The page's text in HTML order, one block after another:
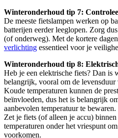
Winteronderhoud tip 7:
De meeste fietslampen werken op
batterijen eerder leeglopen. Zorg
(of onderweg). Met de kortere
verlichting essentieel voor je
Winteronderhoud tip 8:
Heb je een elektrische fiets? Dan is
belangrijk, vooral om de levensduur
Koude temperaturen kunnen de
beïnvloeden, dus het is belangrijk
aanbevolen temperatuur te
Zet je fiets (of alleen je accu)
temperaturen onder het vriespunt
voorkomen.